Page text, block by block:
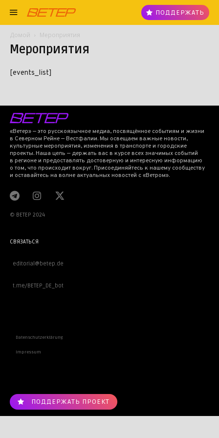
ПОДДЕРЖАТЬ
Домой Мероприятия
Мероприятия
[events_list]
«Ветер» — это русскоязычное медиа, посвящённое событиям и жизни
в Северном Рейне — Вестфалии. Мы освещаем важные новости,
культурные мероприятия, изменения в транспорте и городские
проекты. Наша цель — держать вас в курсе всех значимых событий
в регионе и предоставлять достоверную и интересную информацию
о том, что происходит вокруг. Присоединяйтесь к нашему сообществу
и оставайтесь на волне актуальных новостей с «Ветром».
© BETEP 2024
СВЯЗАТЬСЯ
editorial@betep.de
t.me/BETEP_DE_bot
Datenschutzerklärung
Impressum
ПОДДЕРЖАТЬ ПРОЕКТ